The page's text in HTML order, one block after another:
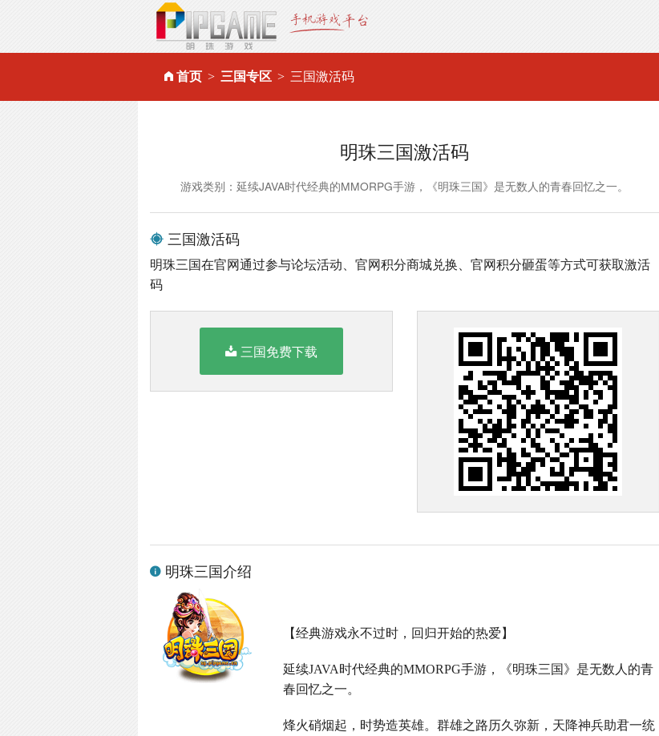
首页 三国专区 三国激活码
明珠三国激活码
游戏类别：延续JAVA时代经典的MMORPG手游，《明珠三国》是无数人的青春回忆之一。
三国激活码
明珠三国在官网通过参与论坛活动、官网积分商城兑换、官网积分砸蛋等方式可获取激活
码
三国免费下载
明珠三国介绍
【经典游戏永不过时，回归开始的热爱】
延续JAVA时代经典的MMORPG手游，《明珠三国》是无数人的青
春回忆之一。
烽火硝烟起，时势造英雄。群雄之路历久弥新，天降神兵助君一统